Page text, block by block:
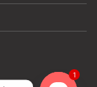
1